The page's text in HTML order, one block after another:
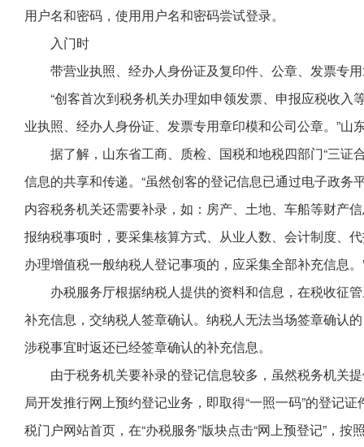
用户名和密码，使用用户名和密码尝试登录。
入门时
带营业执照、经办人身份证及复印件、公章、发票专
“创客首次到税务机关办理如申领发票、申报应税收
业执照、经办人身份证、发票专用章印模和公司公章。”
据了解，山东省工商、质检、国税和地税四部门“三
信息的共享和传递。“虽然创客的登记信息已通过电子政
内容税务机关还需要补录，如：房产、土地、车船等财产
报纳税事项时，要采集核算方式、从业人数、会计制度、
办理增值税一般纳税人登记事项的，应采集全部补充信息
办税服务厅根据纳税人提供的资料和信息，在税收征
补充信息，交纳税人签章确认。纳税人无法当场签章确认
涉税事宜时返还已经签章确认的补充信息。
由于税务机关要补录的登记信息较多，虽然税务机关
局开发推行网上预约登记业务，即取得“一照一码”的登记
税门户网站首页，在“办税服务”版块点击“网上预登记”，